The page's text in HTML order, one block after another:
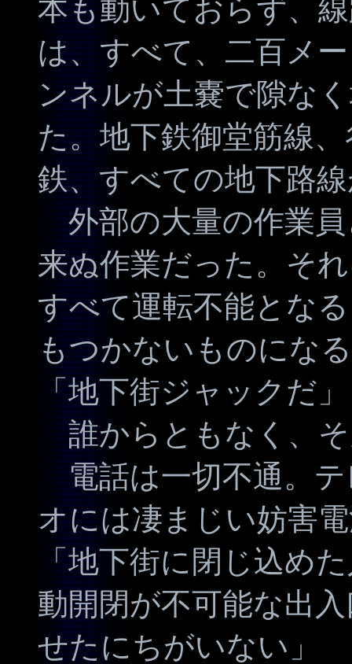
本も動いておらず、
は、すべて、二百メ
ンネルが土嚢で隙な
た。地下鉄御堂筋線
鉄、すべての地下路
外部の大量の作業
来ぬ作業だった。そ
すべて運転不能とな
もつかないものにな
「地下街ジャックだ」
誰からともなく、
電話は一切不通。
オには凄まじい妨害
「地下街に閉じ込め
動開閉が不可能な出
せたにちがいない」